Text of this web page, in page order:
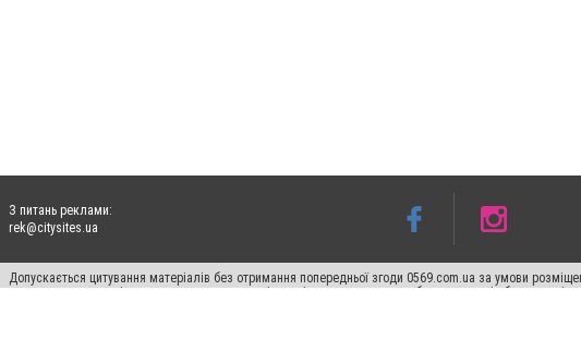
З питань реклами:
rek@citysites.ua
Допускається цитування матеріалів без отримання попередньої згоди 0569.com.ua за умови
пошукових систем гіперпосилання на цитовані статті не нижче другого абзацу в тексті або в